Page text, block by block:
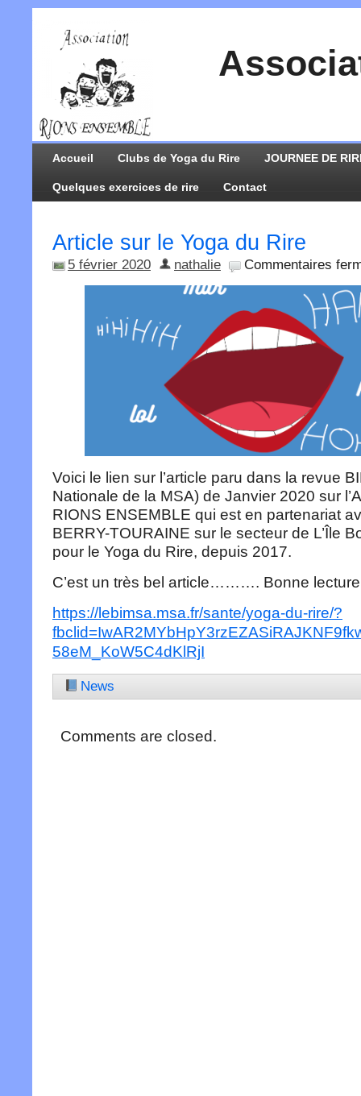
Accueil Clubs de Yoga du Rire JOURNEE DE
Quelques exercices de rire Contact
Article sur le Yoga du Rire
5 février 2020 nathalie Commentaires
Voici le lien sur l’article paru dans la revue
Nationale de la MSA) de Janvier 2020 sur
RIONS ENSEMBLE qui est en partenariat
BERRY-TOURAINE sur le secteur de L’Île
pour le Yoga du Rire, depuis 2017.
C’est un très bel article………. Bonne
https://lebimsa.msa.fr/sante/yoga-du-rire/?
58eM_KoW5C4dKlRjI
News
Comments are closed.